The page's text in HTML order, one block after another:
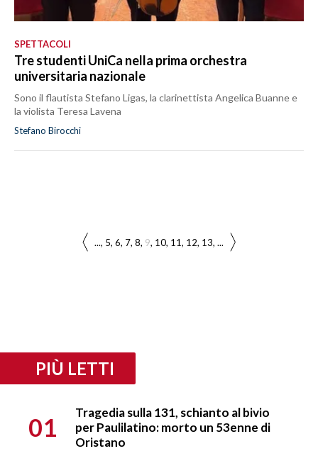
SPETTACOLI
Tre studenti UniCa nella prima orchestra
universitaria nazionale
Sono il flautista Stefano Ligas, la clarinettista Angelica Buanne e
la violista Teresa Lavena
Stefano Birocchi
... 5 6 7 8 9 10 11 12 13 ...
PIÙ LETTI
01
Tragedia sulla 131, schianto al bivio
per Paulilatino: morto un 53enne di
Oristano